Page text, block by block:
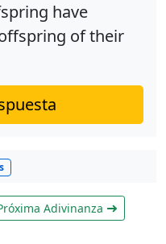
have
of their
Adivinanza